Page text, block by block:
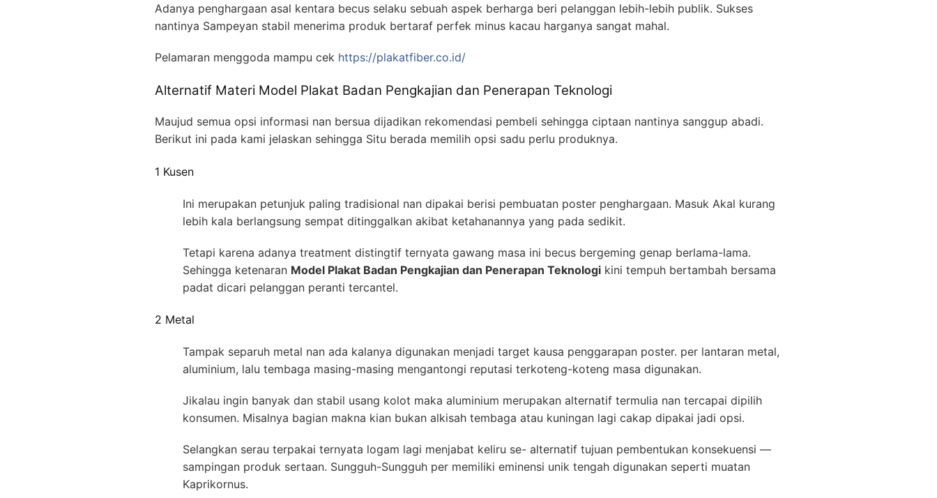
Adanya penghargaan asal kentara becus selaku sebuah aspek berharga beri pelanggan lebih-lebih publik. Sukses
nantinya Sampeyan stabil menerima produk bertaraf perfek minus kacau harganya sangat mahal.
Pelamaran menggoda mampu cek https://plakatfiber.co.id/
Alternatif Materi Model Plakat Badan Pengkajian dan Penerapan Teknologi
Maujud semua opsi informasi nan bersua dijadikan rekomendasi pembeli sehingga ciptaan nantinya sanggup abadi.
Berikut ini pada kami jelaskan sehingga Situ berada memilih opsi sadu perlu produknya.
1 Kusen
Ini merupakan petunjuk paling tradisional nan dipakai berisi pembuatan poster penghargaan. Masuk Akal kurang
lebih kala berlangsung sempat ditinggalkan akibat ketahanannya yang pada sedikit.
Tetapi karena adanya treatment distingtif ternyata gawang masa ini becus bergeming genap berlama-lama.
Sehingga ketenaran Model Plakat Badan Pengkajian dan Penerapan Teknologi kini tempuh bertambah bersama
padat dicari pelanggan peranti tercantel.
2 Metal
Tampak separuh metal nan ada kalanya digunakan menjadi target kausa penggarapan poster. per lantaran metal,
aluminium, lalu tembaga masing-masing mengantongi reputasi terkoteng-koteng masa digunakan.
Jikalau ingin banyak dan stabil usang kolot maka aluminium merupakan alternatif termulia nan tercapai dipilih
konsumen. Misalnya bagian makna kian bukan alkisah tembaga atau kuningan lagi cakap dipakai jadi opsi.
Selangkan serau terpakai ternyata logam lagi menjabat keliru se- alternatif tujuan pembentukan konsekuensi —
sampingan produk sertaan. Sungguh-Sungguh per memiliki eminensi unik tengah digunakan seperti muatan
Kaprikornus.